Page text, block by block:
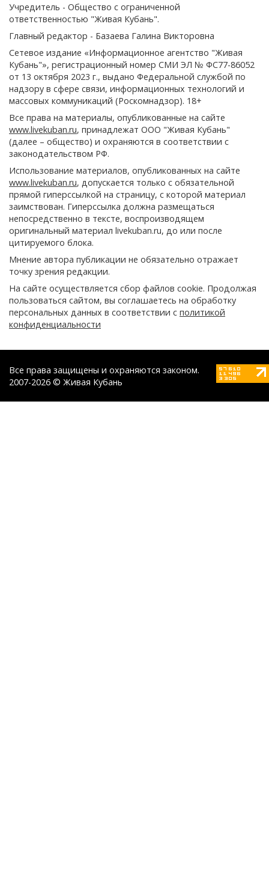
Учредитель - Общество с ограниченной
ответственностью "Живая Кубань".
Главный редактор - Базаева Галина Викторовна
Сетевое издание «Информационное агентство "Живая
Кубань"», регистрационный номер СМИ ЭЛ № ФС77-86052
от 13 октября 2023 г., выдано Федеральной службой по
надзору в сфере связи, информационных технологий и
массовых коммуникаций (Роскомнадзор). 18+
Все права на материалы, опубликованные на сайте
www.livekuban.ru, принадлежат ООО "Живая Кубань"
(далее – общество) и охраняются в соответствии с
законодательством РФ.
Использование материалов, опубликованных на сайте
www.livekuban.ru, допускается только с обязательной
прямой гиперссылкой на страницу, с которой материал
заимствован. Гиперссылка должна размещаться
непосредственно в тексте, воспроизводящем
оригинальный материал livekuban.ru, до или после
цитируемого блока.
Мнение автора публикации не обязательно отражает
точку зрения редакции.
На сайте осуществляется сбор файлов cookie. Продолжая
пользоваться сайтом, вы соглашаетесь на обработку
персональных данных в соответствии с политикой
конфиденциальности
Все права защищены и охраняются законом.
2007-2026 © Живая Кубань